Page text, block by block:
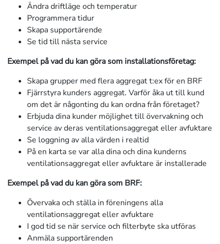
Ändra driftläge och temperatur
Programmera tidur
Skapa supportärende
Se tid till nästa service
Exempel på vad du kan göra som installationsföretag:
Skapa grupper med flera aggregat t:ex för en BRF
Fjärrstyra kunders aggregat. Varför åka ut till kund
om det är någonting du kan ordna från företaget?
Erbjuda dina kunder möjlighet till övervakning och
service av deras ventilationsaggregat eller avfuktare
Se loggning av alla värden i realtid
På en karta se var alla dina och dina kunderns
ventilationsaggregat eller avfuktare är installerade
Exempel på vad du kan göra som BRF:
Övervaka och ställa in föreningens alla
ventilationsaggregat eller avfuktare
I god tid se när service och filterbyte ska utföras
Anmäla supportärenden